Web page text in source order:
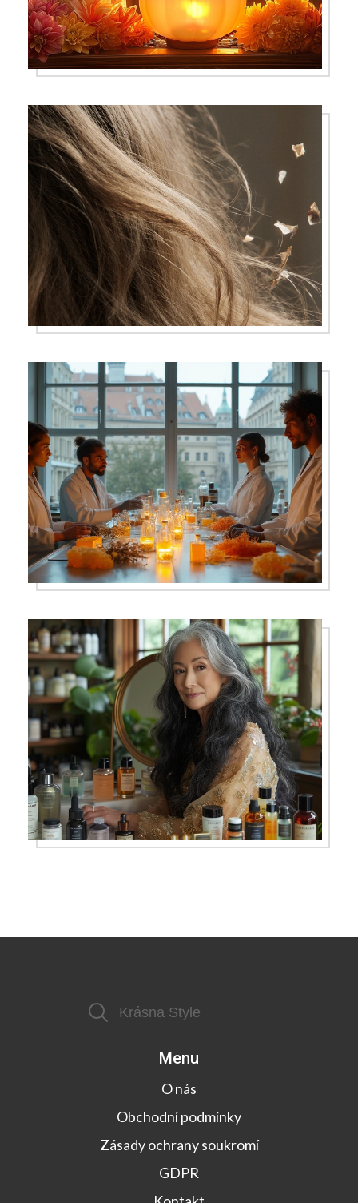
Menu
O nás
Obchodní podmínky
Zásady ochrany soukromí
GDPR